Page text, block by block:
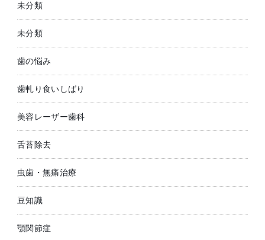
未分類
未分類
歯の悩み
歯軋り食いしばり
美容レーザー歯科
舌苔除去
虫歯・無痛治療
豆知識
顎関節症